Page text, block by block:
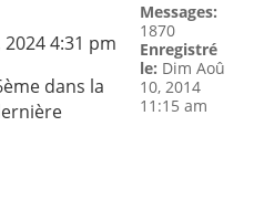
4:31 pm
dans la
Messages:
1870
Enregistré
le: Dim Aoû
10, 2014
11:15 am